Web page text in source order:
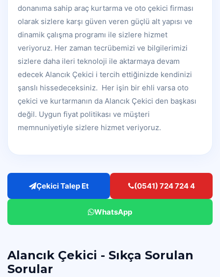
donanıma sahip araç kurtarma ve oto çekici firması
olarak sizlere karşı güven veren güçlü alt yapısı ve
dinamik çalışma programı ile sizlere hizmet
veriyoruz. Her zaman tecrübemizi ve bilgilerimizi
sizlere daha ileri teknoloji ile aktarmaya devam
edecek Alancık Çekici i tercih ettiğinizde kendinizi
şanslı hissedeceksiniz. Her işin bir ehli varsa oto
çekici ve kurtarmanın da Alancık Çekici den başkası
değil. Uygun fiyat politikası ve müşteri
memnuniyetiyle sizlere hizmet veriyoruz.
Çekici Talep Et (0541) 724 724 4
WhatsApp
Alancık Çekici - Sıkça Sorulan
Sorular